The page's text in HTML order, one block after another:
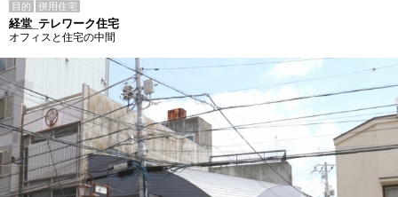
目的 併用住宅
経堂_テレワーク住宅
オフィスと住宅の中間